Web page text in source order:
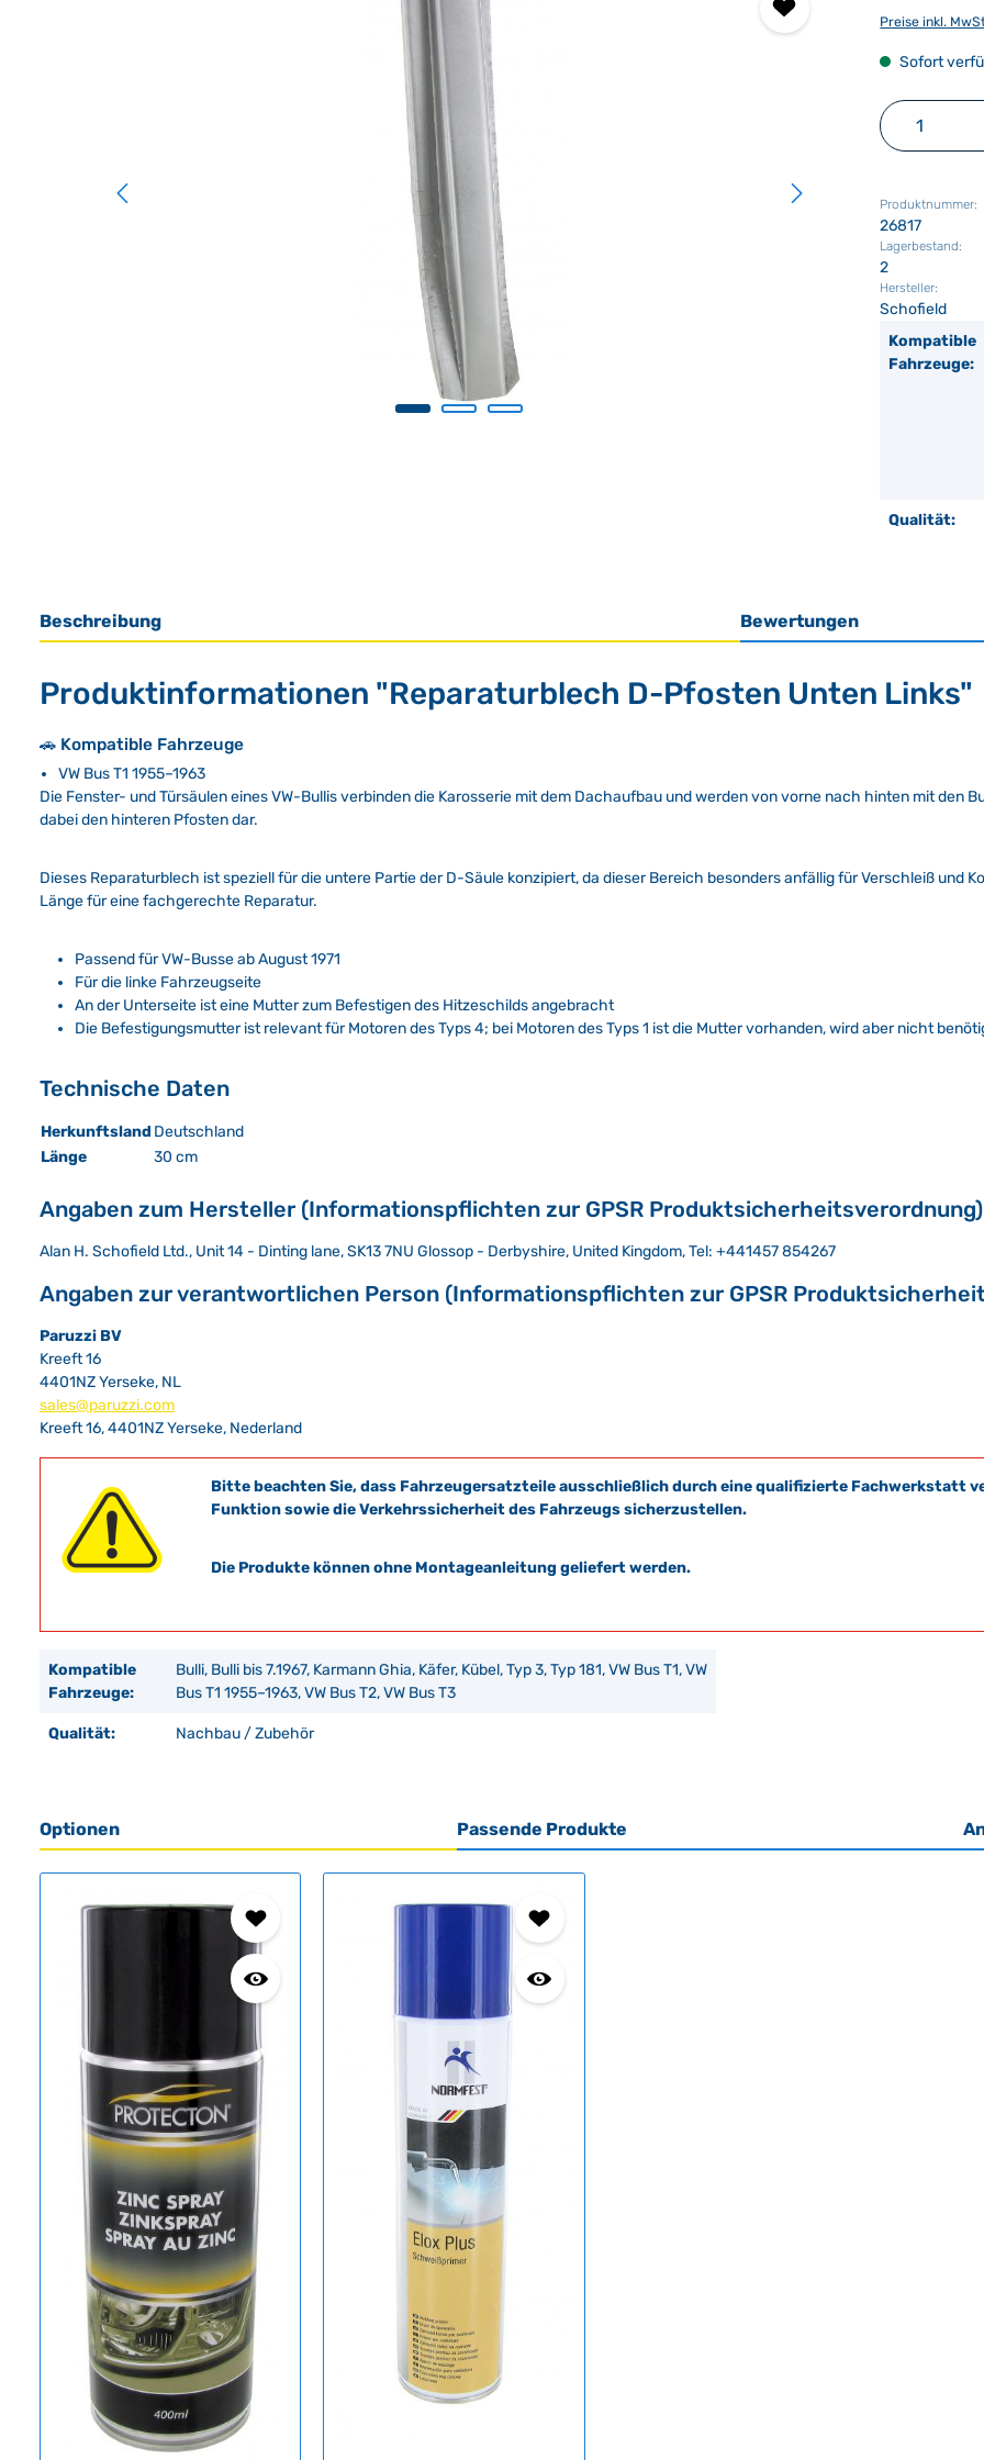
Preise inkl.
Sofort
Produkt
Produktnummer:
26817
Lagerbestand:
2
Hersteller:
Schofield
Kompatible
Fahrzeuge:
Qualität:
Beschreibung Bewertungen
Produktinformationen "Reparaturblech D-Pfosten Unten Links"
🚗 Kompatible Fahrzeuge
VW Bus T1 1955–1963
Die Fenster- und Türsäulen eines VW-Bullis verbinden die Karosserie mit dem Dachaufbau und werden von vorne nach hinten mit den
dabei den hinteren Pfosten dar.
Dieses Reparaturblech ist speziell für die untere Partie der D-Säule konzipiert, da dieser Bereich besonders anfällig für Verschleiß und
Länge für eine fachgerechte Reparatur.
Passend für VW-Busse ab August 1971
Für die linke Fahrzeugseite
An der Unterseite ist eine Mutter zum Befestigen des Hitzeschilds angebracht
Die Befestigungsmutter ist relevant für Motoren des Typs 4; bei Motoren des Typs 1 ist die Mutter vorhanden, wird aber nicht
Technische Daten
Herkunftsland Deutschland
Länge
30 cm
Angaben zum Hersteller (Informationspflichten zur GPSR Produktsicherheitsverordnung)
Alan H. Schofield Ltd., Unit 14 - Dinting lane, SK13 7NU Glossop - Derbyshire, United Kingdom, Tel: +441457 854267
Angaben zur verantwortlichen Person (Informationspflichten zur GPSR
Paruzzi BV
Kreeft 16
4401NZ Yerseke, NL
sales@paruzzi.com
Kreeft 16, 4401NZ Yerseke, Nederland
Bitte beachten Sie, dass Fahrzeugersatzteile ausschließlich durch eine qualifizierte Fachwerkstatt
Funktion sowie die Verkehrssicherheit des Fahrzeugs sicherzustellen.
Die Produkte können ohne Montageanleitung geliefert werden.
Kompatible
Fahrzeuge:
Bulli, Bulli bis 7.1967, Karmann Ghia, Käfer, Kübel, Typ 3, Typ 181, VW Bus T1, VW
Bus T1 1955–1963, VW Bus T2, VW Bus T3
Qualität: Nachbau / Zubehör
Optionen Passende Produkte